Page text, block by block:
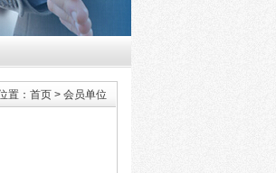
置： 首页 > 会员单位